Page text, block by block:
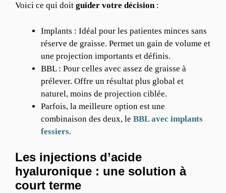
Voici ce qui doit guider votre décision:
Implants : Idéal pour les patientes minces sans
réserve de graisse. Permet un gain de volume et
une projection importants et définis.
BBL : Pour celles avec assez de graisse à
prélever. Offre un résultat plus global et
naturel, moins de projection ciblée.
Parfois, la meilleure option est une
combinaison des deux, le BBL avec implants
fessiers.
Les injections d’acide
hyaluronique : une solution à
court terme